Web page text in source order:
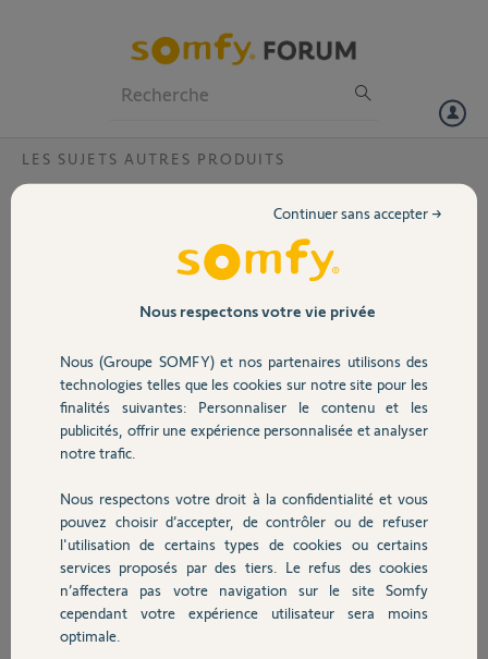
Volet
Sécurité
Domotique
Chauffage
Autres produits
LES SUJETS AUTRES PRODUITS
Capteur de Consommation électrique qui
disparaissent de l'application TAHOMA
Bonjour,
Je possède un Capteur de
Consommation
mon tableau électrique.
Lors de son installation il
y a 4 ans, 5 capteurs
avaient été paramètres
consommation).
Cette configuration foncitonnait parfaitement bien jusqu’à présent.
Depuis quelques jours, sur l’application, je ne vois plus que le capteur
de consommation total.
J’ai supprimé ce cpateur et relancer une recherche en suivant la
procédure.
Lors de la relance de la recherche, l’application m’indique 5 capteurs
Nous respectons votre vie privée
Nous (Groupe SOMFY) et nos partenaires utilisons des
technologies telles que les cookies sur notre site pour les
finalités suivantes: Personnaliser le contenu et les
publicités, offrir une expérience personnalisée et analyser
notre trafic.
Nous respectons votre droit à la confidentialité et vous
pouvez choisir d’accepter, de contrôler ou de refuser
l'utilisation de certains types de cookies ou certains
services proposés par des tiers. Le refus des cookies
n’affectera pas votre navigation sur le site Somfy
cependant votre expérience utilisateur sera moins
optimale.
Continuer sans accepter →